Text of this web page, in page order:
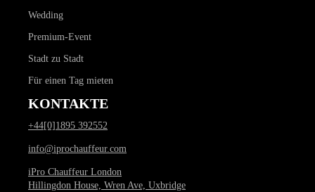
Wedding
Premium-Event
Stadt zu Stadt
Für einen Tag mieten
KONTAKTE
+44[0]1895 392552
info@iprochauffeur.com
iPro Chauffeur London
Hillingdon House, Wren Ave, Uxbridge